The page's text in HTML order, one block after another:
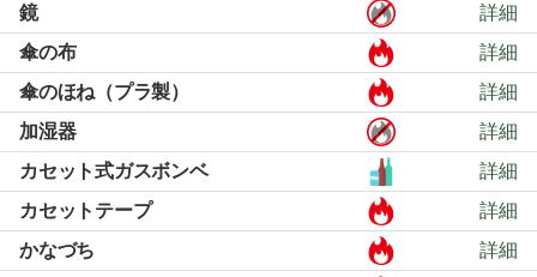
鏡
詳細
傘の布
詳細
傘のほね（プラ製）
詳細
加湿器
詳細
カセット式ガスボンベ
詳細
カセットテープ
詳細
かなづち
詳細